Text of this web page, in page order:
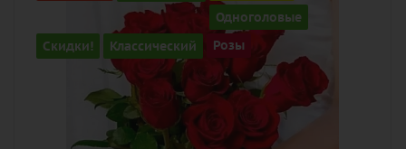
Одноголовые
Скидки!
Классический Розы
15
Цвет
алый, бордовый, красный, чайный
Описание
роза, лента